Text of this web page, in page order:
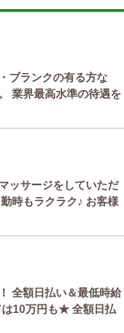
ブランクの有る方な
業界最高水準の待遇を
ッサージをしていただ
時もラクラク♪ お客様
全額日払い＆最低時給
は10万円も★ 全額日払